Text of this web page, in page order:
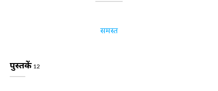
समस्त
पुस्तकें 12